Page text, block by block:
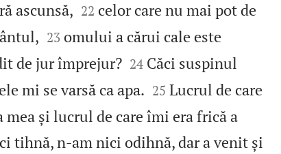
ascunsă,
22 celor care nu mai pot de

23 omului a cărui cale este
de jur împrejur?
24 Căci suspinul
mi se varsă ca apa.
25 Lucrul de care
și lucrul de care îmi era frică a
tihnă, n‑am nici odihnă, dar a venit și